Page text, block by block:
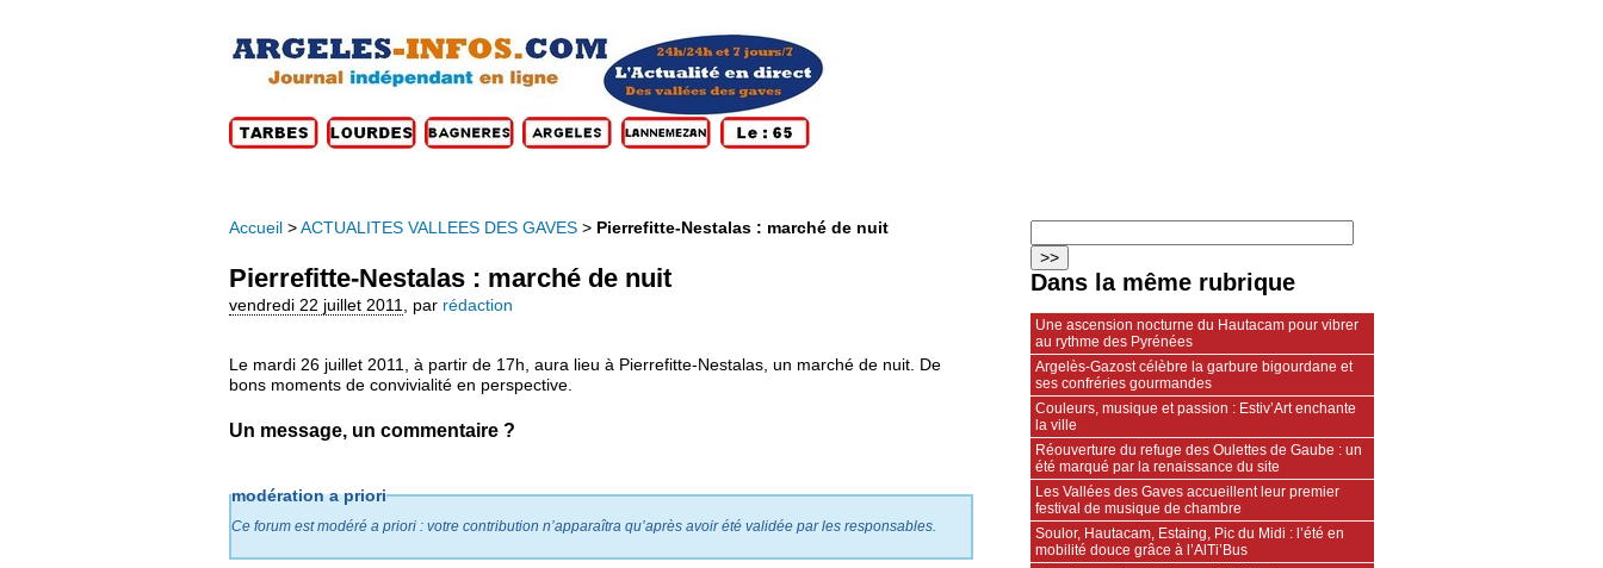
Accueil > ACTUALITES VALLEES DES GAVES > Pierrefitte-Nestalas : marché de nuit
Pierrefitte-Nestalas : marché de nuit
vendredi 22 juillet 2011 par rédaction
Le mardi 26 juillet 2011, à partir de 17h, aura lieu à Pierrefitte-Nestalas, un marché de nuit. De
bons moments de convivialité en perspective.
Un message, un commentaire ?
modération a priori
Ce forum est modéré a priori : votre contribution n’apparaîtra qu’après avoir été validée par les responsables.
Dans la même rubrique
Une ascension nocturne du Hautacam pour vibrer
au rythme des Pyrénées
Argelès-Gazost célèbre la garbure bigourdane et
ses confréries gourmandes
Couleurs, musique et passion : Estiv’Art enchante
la ville
Réouverture du refuge des Oulettes de Gaube : un
été marqué par la renaissance du site
Les Vallées des Gaves accueillent leur premier
festival de musique de chambre
Soulor, Hautacam, Estaing, Pic du Midi : l’été en
mobilité douce grâce à l’AlTi’Bus